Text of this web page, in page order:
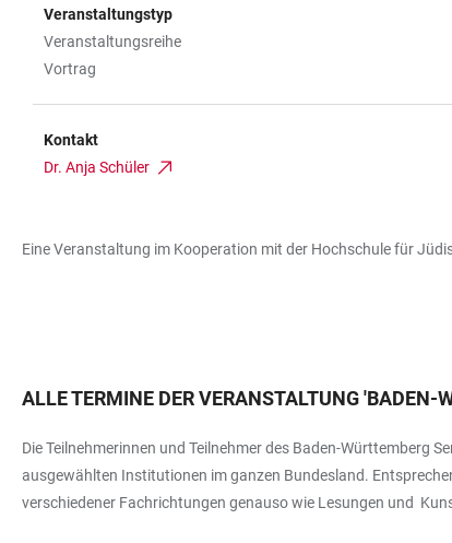
Veranstaltungstyp
Veranstaltungsreihe
Vortrag
Kontakt
Dr. Anja Schüler
Eine Veranstaltung im Kooperation mit der Hochschule für
ALLE TERMINE DER VERANSTALTUNG'BADEN-
Die Teilnehmerinnen und Teilnehmer des Baden-Württemberg
ausgewählten Institutionen im ganzen Bundesland.
verschiedener Fachrichtungen genauso wie Lesungen und